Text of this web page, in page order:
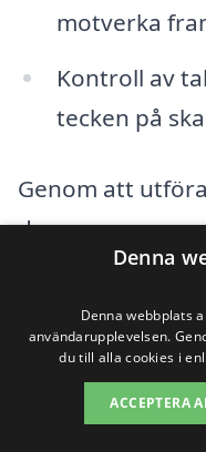
motverka
Kontroll av
tecken på
Genom att
du spara
förhindra
hjälp av vår
jämföra olika
så att du kan
bäst. Var noga
Denna
Denna webbplats
användarupplevelsen.
du till alla cookies i
ACCEPTERA